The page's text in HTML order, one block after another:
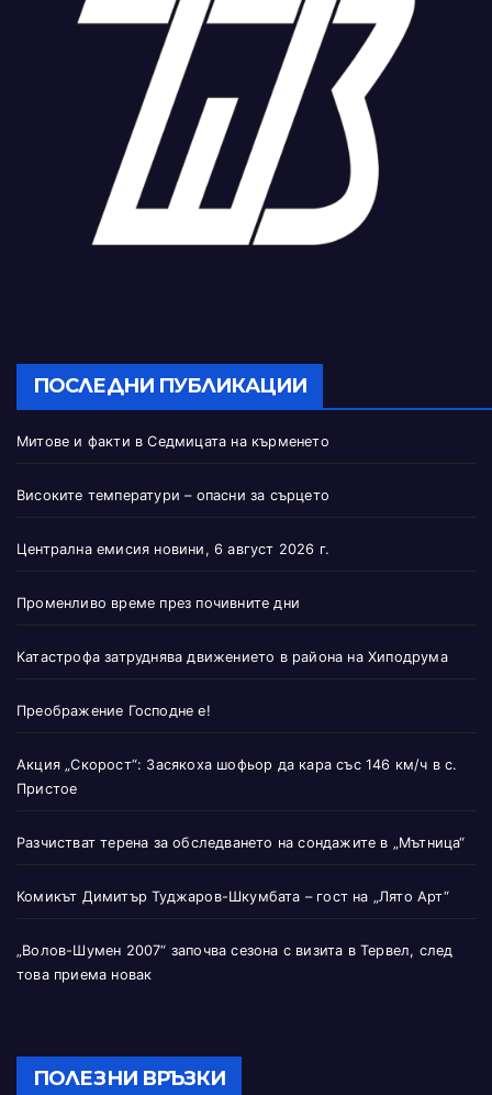
ПОСЛЕДНИ ПУБЛИКАЦИИ
Митове и факти в Седмицата на кърменето
Високите температури – опасни за сърцето
Централна емисия новини, 6 август 2026 г.
Променливо време през почивните дни
Катастрофа затруднява движението в района на Хиподрума
Преображение Господне е!
Акция „Скорост“: Засякоха шофьор да кара със 146 км/ч в с.
Пристое
Разчистват терена за обследването на сондажите в „Мътница“
Комикът Димитър Туджаров-Шкумбата – гост на „Лято Арт“
„Волов-Шумен 2007“ започва сезона с визита в Тервел, след
това приема новак
ПОЛЕЗНИ ВРЪЗКИ